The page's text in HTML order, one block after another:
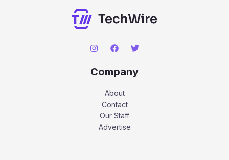
Company
About
Contact
Our Staff
Advertise